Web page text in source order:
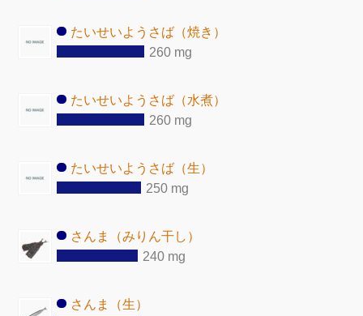
たいせいようさば（焼き）
260 mg
たいせいようさば（水煮）
260 mg
たいせいようさば（生）
250 mg
さんま（みりん干し）
240 mg
さんま（生）